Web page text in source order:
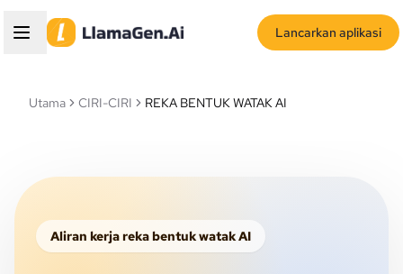
Lancarkan aplikasi
Utama CIRI-CIRI REKA BENTUK WATAK AI
Aliran kerja reka bentuk watak AI